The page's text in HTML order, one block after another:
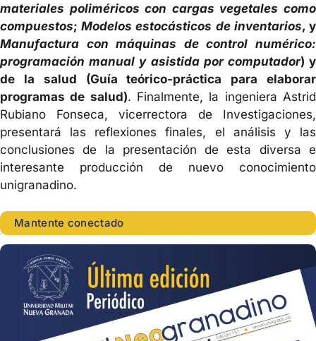
materiales poliméricos con cargas vegetales como
compuestos;Modelos estocásticos de inventarios, y
Manufactura con máquinas de control numérico:
programación manual y asistida por computador) y
de la salud (Guía teórico-práctica para elaborar
programas de salud). Finalmente, la ingeniera Astrid
Rubiano Fonseca, vicerrectora de Investigaciones,
presentará las reflexiones finales, el análisis y las
conclusiones de la presentación de esta diversa e
interesante producción de nuevo conocimiento
unigranadino.
Mantente conectado